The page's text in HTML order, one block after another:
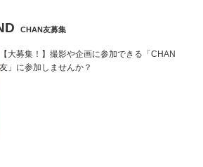
CHAN友募集
【大募集！】撮影や企画に参加できる「CHAN
友」に参加しませんか？